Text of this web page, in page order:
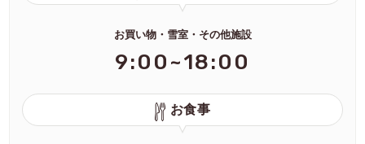
お買い物・雪室・その他施設
9:00~18:00
お食事